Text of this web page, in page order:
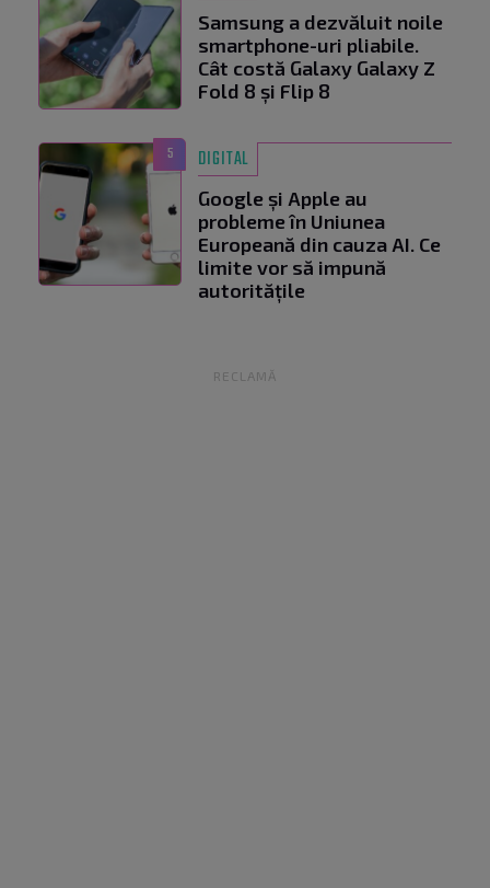
Samsung a dezvăluit noile
smartphone-uri pliabile.
Cât costă Galaxy Galaxy Z
Fold 8 și Flip 8
5 DIGITAL
Google și Apple au
probleme în Uniunea
Europeană din cauza AI. Ce
limite vor să impună
autoritățile
RECLAMĂ